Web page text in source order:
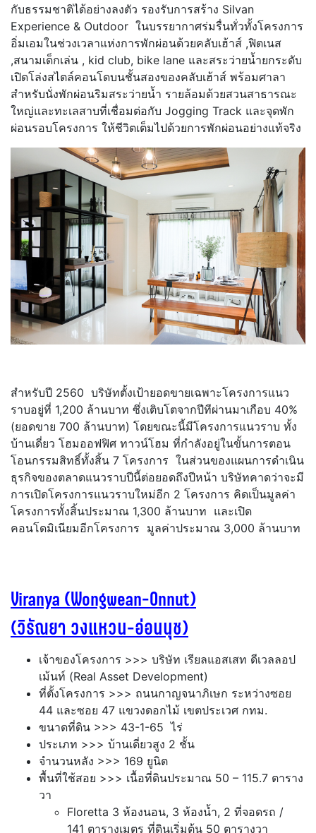
กับธรรมชาติได้อย่างลงตัว รองรับการสร้าง Silvan
Experience & Outdoor ในบรรยากาศร่มรื่นทั่วทั้งโครงการ
อิ่มเอมในช่วงเวลาแห่งการพักผ่อนด้วยคลับเฮ้าส์ ,ฟิตเนส
,สนามเด็กเล่น , kid club, bike lane และสระว่ายน้ำยกระดับ
เปิดโล่งสไตล์คอนโดบนชั้นสองของคลับเฮ้าส์ พร้อมศาลา
สำหรับนั่งพักผ่อนริมสระว่ายน้ำ รายล้อมด้วยสวนสาธารณะ
ใหญ่และทะเลสาบที่เชื่อมต่อกับ Jogging Track และจุดพัก
ผ่อนรอบโครงการ ให้ชีวิตเต็มไปด้วยการพักผ่อนอย่างแท้จริง
สำหรับปี 2560 บริษัทตั้งเป้ายอดขายเฉพาะโครงการแนว
ราบอยู่ที่ 1,200 ล้านบาท ซึ่งเติบโตจากปีทีผ่านมาเกือบ 40%
(ยอดขาย 700 ล้านบาท) โดยขณะนี้มีโครงการแนวราบ ทั้ง
บ้านเดี่ยว โฮมออฟฟิศ ทาวน์โฮม ที่กำลังอยู่ในขั้นการตอน
โอนกรรมสิทธิ์ทั้งสิ้น 7 โครงการ ในส่วนของแผนการดำเนิน
ธุรกิจของตลาดแนวราบปีนี้ต่อยอดถึงปีหน้า บริษัทคาดว่าจะมี
การเปิดโครงการแนวราบใหม่อีก 2 โครงการ คิดเป็นมูลค่า
โครงการทั้งสิ้นประมาณ 1,300 ล้านบาท และเปิด
คอนโดมิเนียมอีกโครงการ มูลค่าประมาณ 3,000 ล้านบาท
Viranya (Wongwean-Onnut)
(วิรัณยา วงแหวน-อ่อนนุช)
เจ้าของโครงการ >>> บริษัท เรียลแอสเสท ดีเวลลอป
เม้นท์ (Real Asset Development)
ที่ตั้งโครงการ >>> ถนนกาญจนาภิเษก ระหว่างซอย
44 และซอย 47 แขวงดอกไม้ เขตประเวศ กทม.
ขนาดที่ดิน >>> 43-1-65 ไร่
ประเภท >>> บ้านเดี่ยวสูง 2 ชั้น
จำนวนหลัง >>> 169 ยูนิต
พื้นที่ใช้สอย >>> เนื้อที่ดินประมาณ 50 – 115.7 ตาราง
วา
Floretta 3 ห้องนอน, 3 ห้องน้ำ, 2 ที่จอดรถ /
141 ตารางเมตร ที่ดินเริ่มต้น 50 ตารางวา